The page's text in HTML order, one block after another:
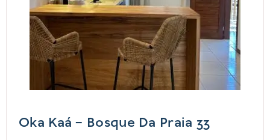
Oka Kaá – Bosque Da Praia 33